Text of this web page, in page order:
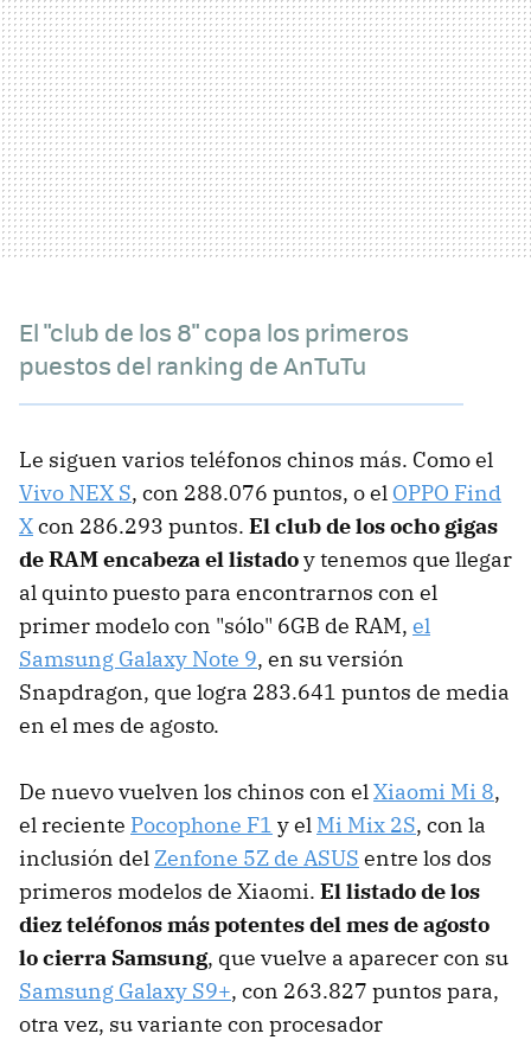
El "club de los 8" copa los primeros
puestos del ranking de AnTuTu
Le siguen varios teléfonos chinos más. Como el
Vivo NEX S, con 288.076 puntos, o el OPPO Find
Xcon 286.293 puntos. El club de los ocho gigas
de RAM encabeza el listadoy tenemos que llegar
al quinto puesto para encontrarnos con el
primer modelo con "sólo" 6GB de RAM, el
Samsung Galaxy Note 9, en su versión
Snapdragon, que logra 283.641 puntos de media
en el mes de agosto.
De nuevo vuelven los chinos con elXiaomi Mi 8,
el reciente Pocophone F1 y el Mi Mix 2S, con la
inclusión del Zenfone 5Z de ASUS entre los dos
primeros modelos de Xiaomi. El listado de los
diez teléfonos más potentes del mes de agosto
lo cierra Samsung, que vuelve a aparecer con su
Samsung Galaxy S9+, con 263.827 puntos para,
otra vez, su variante con procesador